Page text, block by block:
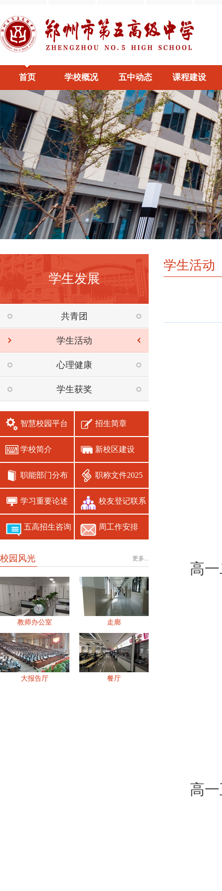
首页 学校概况 五中动态 课程建设
学生发展
共青团
学生活动
心理健康
学生获奖
智慧校园平台 招生简章
学校简介 新校区建设
职能部门分布 职称文件2025
学习重要论述 校友登记联系
五高招生咨询 周工作安排
更多...
校园风光
教师办公室 走廊
大报告厅 餐厅
学生活动
高
高